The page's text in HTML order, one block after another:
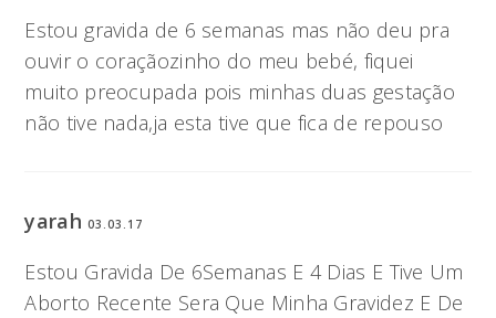
Estou gravida de 6 semanas mas não deu pra
ouvir o coraçãozinho do meu bebé, fiquei
muito preocupada pois minhas duas gestação
não tive nada,ja esta tive que fica de repouso
yarah 03.03.17
Estou Gravida De 6Semanas E 4 Dias E Tive Um
Aborto Recente Sera Que Minha Gravidez E De